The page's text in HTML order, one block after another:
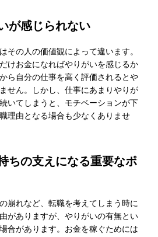
が感じられない
その人の価値観によって違います。
けお金になればやりがいを感じるか
ら自分の仕事を高く評価されるとや
せん。しかし、仕事にあまりやりが
いてしまうと、モチベーションが下
理由となる場合も少なくありませ
ちの支えになる重要なポ
崩れなど、転職を考えてしまう時に
がありますが、やりがいの有無とい
合があります。お金を稼ぐためには